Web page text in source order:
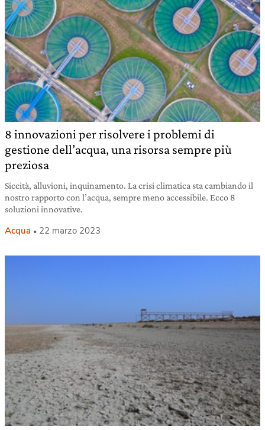
8 innovazioni per risolvere i problemi di
gestione dell’acqua, una risorsa sempre più
preziosa
Siccità, alluvioni, inquinamento. La crisi climatica sta cambiando il
nostro rapporto con l’acqua, sempre meno accessibile. Ecco 8
soluzioni innovative.
Acqua 22 marzo 2023